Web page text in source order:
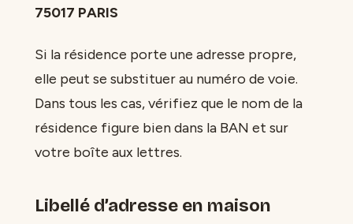
75017 PARIS
Si la résidence porte une adresse propre,
elle peut se substituer au numéro de voie.
Dans tous les cas, vérifiez que le nom de la
résidence figure bien dans la BAN et sur
votre boîte aux lettres.
Libellé d’adresse en maison